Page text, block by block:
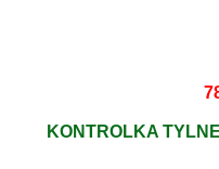
KONTROLKA